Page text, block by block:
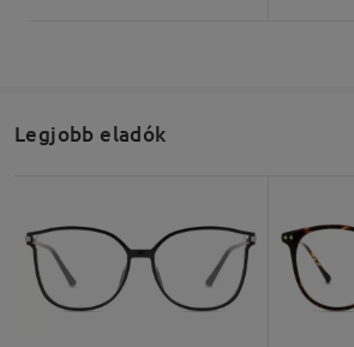
Legjobb eladók